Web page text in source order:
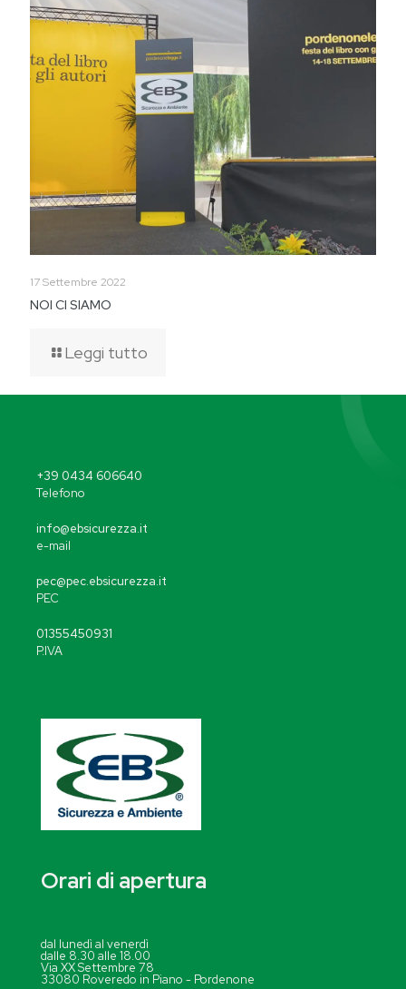
17 Settembre 2022
NOI CI SIAMO
Leggi tutto
+39 0434 606640
Telefono
info@ebsicurezza.it
e-mail
pec@pec.ebsicurezza.it
PEC
01355450931
P.IVA
Orari di apertura
dal lunedì al venerdì
dalle 8.30 alle 18.00
Via XX Settembre 78
33080 Roveredo in Piano - Pordenone